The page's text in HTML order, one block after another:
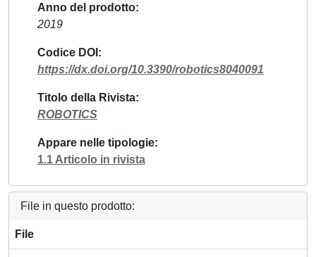
Anno del prodotto
2019
Codice DOI
https://dx.doi.org/10.3390/robotics8040091
Titolo della Rivista
ROBOTICS
Appare nelle tipologie
1.1 Articolo in rivista
File in questo prodotto:
File